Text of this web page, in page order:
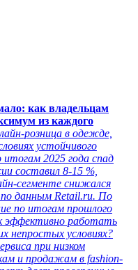
как владельцам
из каждого
розница в одежде,
устойчивого
2025 года спад
составил 8-15 %,
сегменте снижался
по данным Retail.ru. По
по итогам прошлого
эффективно работать
непростых условиях?
при низком
и продажам в fashion-